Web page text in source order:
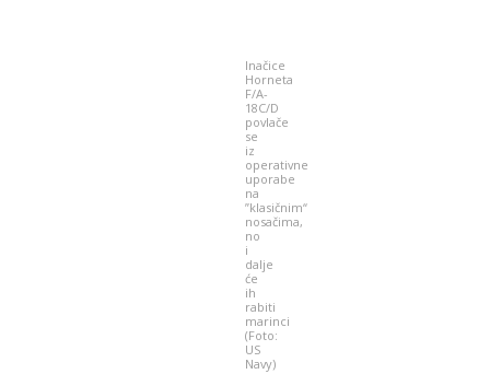
Inačice
Horneta
F/A-
18C/D
povlače
se
iz
operativne
uporabe
na
”klasičnim“
nosačima,
no
i
dalje
će
ih
rabiti
marinci
(Foto:
US
Navy)